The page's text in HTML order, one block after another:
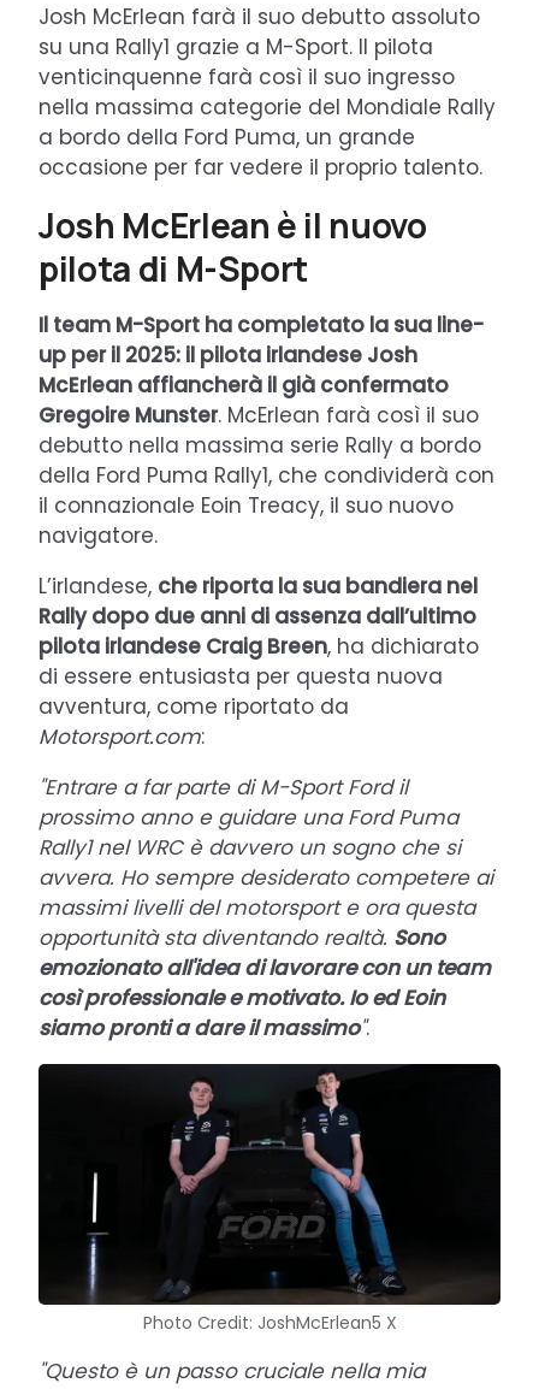
Josh McErlean farà il suo debutto assoluto
su una Rally1 grazie a M-Sport. Il pilota
venticinquenne farà così il suo ingresso
nella massima categorie del Mondiale Rally
a bordo della Ford Puma, un grande
occasione per far vedere il proprio talento.
Josh McErlean è il nuovo
pilota di M-Sport
Il team M-Sport ha completato la sua line-
up per il 2025: il pilota irlandese Josh
McErlean affiancherà il già confermato
Gregoire Munster. McErlean farà così il suo
debutto nella massima serie Rally a bordo
della Ford Puma Rally1, che condividerà con
il connazionale Eoin Treacy, il suo nuovo
navigatore.
L’irlandese, che riporta la sua bandiera nel
Rally dopo due anni di assenza dall’ultimo
pilota irlandese Craig Breen, ha dichiarato
di essere entusiasta per questa nuova
avventura, come riportato da
Motorsport.com:
"Entrare a far parte di M-Sport Ford il
prossimo anno e guidare una Ford Puma
Rally1 nel WRC è davvero un sogno che si
avvera. Ho sempre desiderato competere ai
massimi livelli del motorsport e ora questa
opportunità sta diventando realtà. Sono
emozionato all'idea di lavorare con un team
così professionale e motivato. Io ed Eoin
siamo pronti a dare il massimo".
Photo Credit: JoshMcErlean5 X
"Questo è un passo cruciale nella mia